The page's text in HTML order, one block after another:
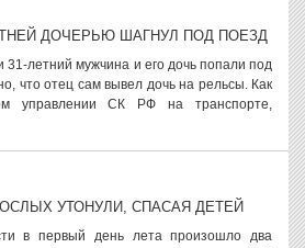
ДОЧЕРЬЮ ШАГНУЛ ПОД ПОЕЗД
31-летний мужчина и его дочь попали под
что отец сам вывел дочь на рельсы. Как
управлении СК РФ на транспорте,
УТОНУЛИ, СПАСАЯ ДЕТЕЙ
в первый день лета произошло два